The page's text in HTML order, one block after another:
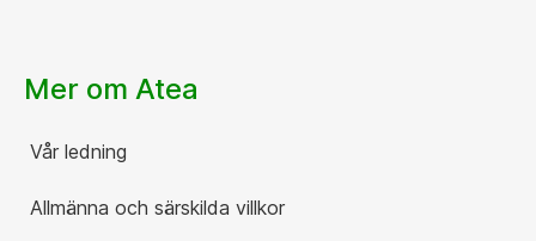
Mer om Atea
Vår ledning
Allmänna och särskilda villkor